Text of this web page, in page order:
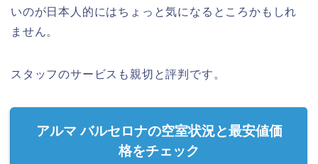
いのが日本人的にはちょっと気になるところかもしれ
ません。
スタッフのサービスも親切と評判です。
アルマ バルセロナの空室状況と最安値価
格をチェック